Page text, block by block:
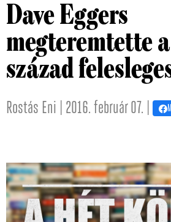
Dave Eggers
megteremtette
század
Rostás Eni | 2016. február 07. |